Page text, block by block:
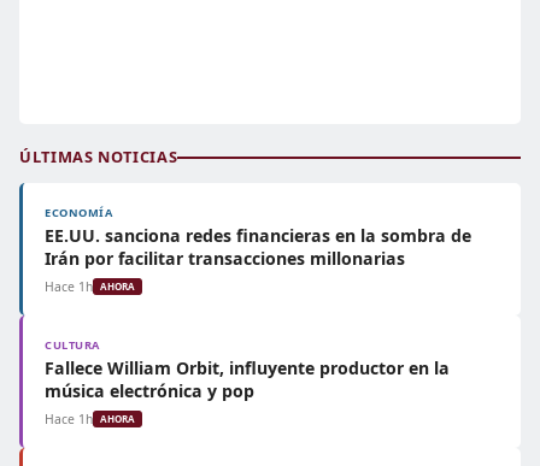
ÚLTIMAS NOTICIAS
ECONOMÍA
EE.UU. sanciona redes financieras en la sombra de
Irán por facilitar transacciones millonarias
Hace 1h AHORA
CULTURA
Fallece William Orbit, influyente productor en la
música electrónica y pop
Hace 1h AHORA